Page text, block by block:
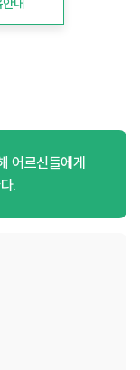
어르신들에게
.